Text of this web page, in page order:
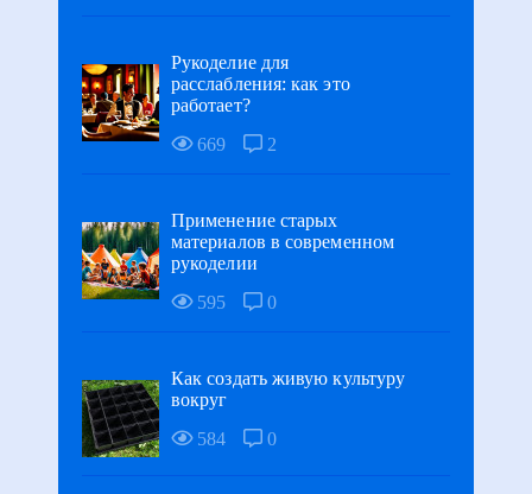
Рукоделие для
расслабления: как это
работает?
669
2
Применение старых
материалов в современном
рукоделии
595
0
Как создать живую культуру
вокруг
584
0